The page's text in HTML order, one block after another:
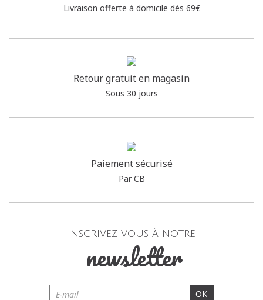
Livraison offerte à domicile dès 69€
Retour gratuit en magasin
Sous 30 jours
Paiement sécurisé
Par CB
Inscrivez vous à notre
newsletter
OK